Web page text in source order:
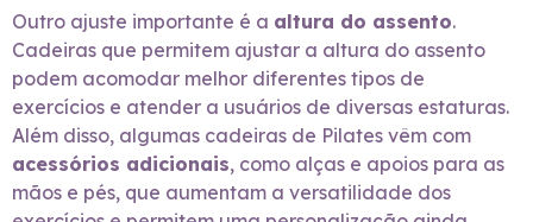
Outro ajuste importante é a altura do assento.
Cadeiras que permitem ajustar a altura do assento
podem acomodar melhor diferentes tipos de
exercícios e atender a usuários de diversas estaturas.
Além disso, algumas cadeiras de Pilates vêm com
acessórios adicionais, como alças e apoios para as
mãos e pés, que aumentam a versatilidade dos